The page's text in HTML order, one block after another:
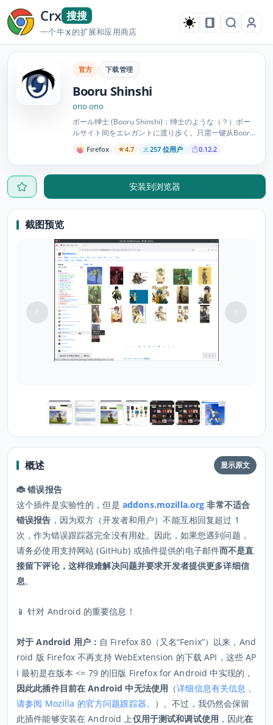
Crx 搜搜
一个牛X的扩展和应用商店
官方 下载管理
Booru Shinshi
ono ono
ボール绅士 (Booru Shinshi)：绅士のような（？）ボー
ルサイト间をエレガントに渡り歩く。只需一键从Booru
网站下载具有可理解文件名的图像，或在各个booru网站
中搜索。 支持 SankakuComplex、Yande.re、
Konachan、Danbooru...等。
Firefox 4.7 257 位用户 0.12.2
安装到浏览器
截图预览
概述 显示原文
🐞 错误报告
这个插件是实验性的，但是 addons.mozilla.org 非常不适合
错误报告 ，因为双方（开发者和用户）不能互相回复超过 1
次，作为错误跟踪器完全没有用处。因此，如果您遇到问题，
请务必使用支持网站 (GitHub) 或插件提供的电子邮件而不是直
接留下评论，这样很难解决问题并要求开发者提供更多详细信
息。
📱 针对 Android 的重要信息！
对于 Android 用户： 自 Firefox 80（又名“Fenix”）以来，And
roid 版 Firefox 不再支持 WebExtension 的下载 API，这些 AP
I 最初是在版本 <= 79 的旧版 Firefox for Android 中实现的，
因此此插件目前在 Android 中无法使用 （详细信息有关信息，
请参阅 Mozilla 的官方问题跟踪器。 ）。不过，我仍然会保留
此插件能够安装在 Android 上仅用于测试和调试使用 ，因此在